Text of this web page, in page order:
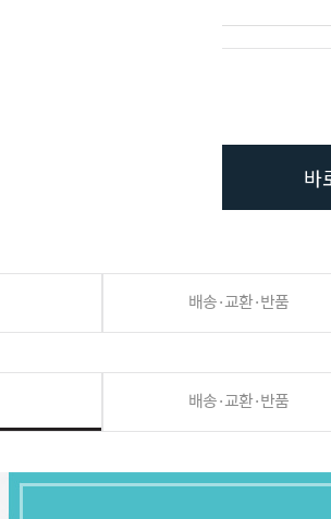
바
배송·교환·반품
배송·교환·반품